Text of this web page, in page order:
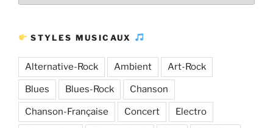
STYLES MUSICAUX
Alternative-Rock Ambient Art-Rock
Blues Blues-Rock Chanson
Chanson-Française Concert Electro